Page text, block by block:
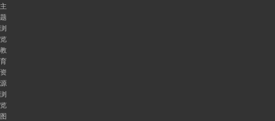
主
题
浏
览
教
育
资
源
浏
览
图